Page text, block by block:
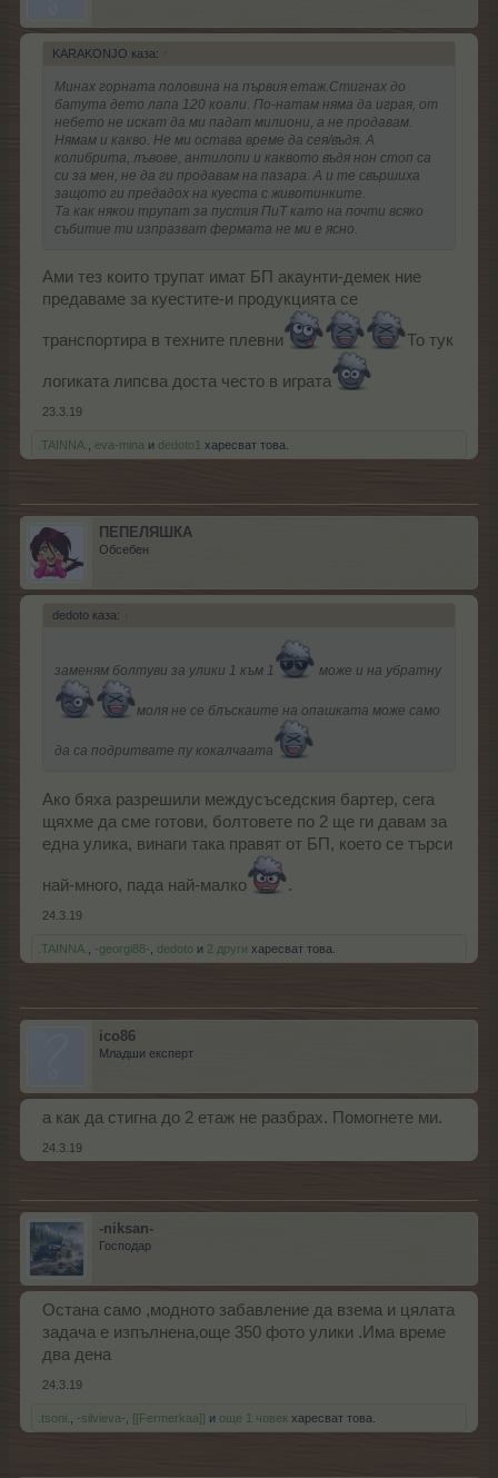
KARAKONJO каза: ↑
Минах горната половина на първия етаж.Стигнах до
батута дето лапа 120 коали. По-натам няма да играя, от
небето не искат да ми падат милиони, а не продавам.
Нямам и какво. Не ми остава време да сея/въдя. А
колибрита, лъвове, антилопи и каквото въдя нон стоп са
си за мен, не да ги продавам на пазара. А и те свършиха
защото ги предадох на куеста с животинките.
Та как някои трупат за пустия ПиТ като на почти всяко
събитие ти изпразват фермата не ми е ясно.
Ами тез които трупат имат БП акаунти-демек ние
предаваме за куестите-и продукцията се
транспортира в техните плевни То тук
логиката липсва доста често в играта
23.3.19
.TAINNA. eva-mina и dedoto1 харесват това.
ПЕПЕЛЯШКА
Обсебен
dedoto каза: ↑
заменям болтуви за улики 1 към 1 може и на убратну
моля не се блъскаите на опашката може само
да са подритвате пу кокалчаата
Ако бяха разрешили междусъседския бартер, сега
щяхме да сме готови, болтовете по 2 ще ги давам за
една улика, винаги така правят от БП, което се търси
най-много, пада най-малко .
24.3.19
.TAINNA. -georgi88- dedoto и 2 други харесват това.
ico86
Младши експерт
а как да стигна до 2 етаж не разбрах. Помогнете ми.
24.3.19
-niksan-
Господар
Остана само ,модното забавление да взема и цялата
задача е изпълнена,още 350 фото улики .Има време
два дена
24.3.19
.tsoni. -silvieva- [[Fermerkaa]] и още 1 човек харесват това.